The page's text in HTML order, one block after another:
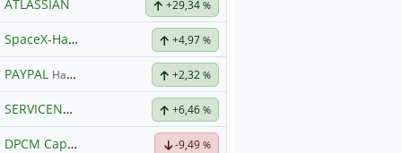
ATLASSIAN +29,34%
SpaceX-Haupt-Hauptforum +4,97%
PAYPAL Hauptdiskussion +2,32%
SERVICENOW Hauptdiskussion +6,46%
DPCM Capital Hauptdiskussion-9,49%